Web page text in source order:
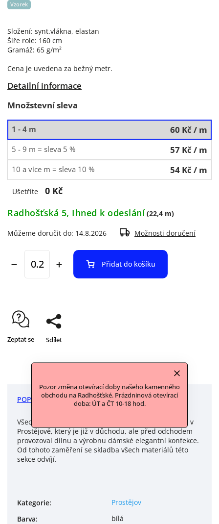
Pozor změna otevírací doby našeho kamenného
obchodu na Radhošťské. Prázdninová otevírací
doba: ÚT a ČT 10-18 hod.
Složení: synt.vlákna, elastan
Šíře role: 160 cm
Gramáž: 65 g/m²
Cena je uvedena za bežný metr.
Detailní informace
Vzorek
Množstevní sleva
1 - 4 m 60 Kč/ m
5 - 9 m = sleva 5 % 57 Kč/ m
10 a více m = sleva 10 % 54 Kč/ m
Ušetříte
0 Kč
Radhošťská 5, Ihned k odeslání (22,4 m)
Můžeme doručit do: 14.8.2026 Možnosti doručení
Přidat do košíku
Zeptat se Sdílet
POPIS DISKUZE
Všechny materiály v této sekci jsme vykoupili u pána v
Prostějově, který je již v důchodu, ale před odchodem
provozoval dílnu a výrobnu dámské elegantní konfekce.
Od tohoto zaměření se skladba všech materiálů této
sekce odvíjí.
Kategorie:
Prostějov
Barva:
bílá